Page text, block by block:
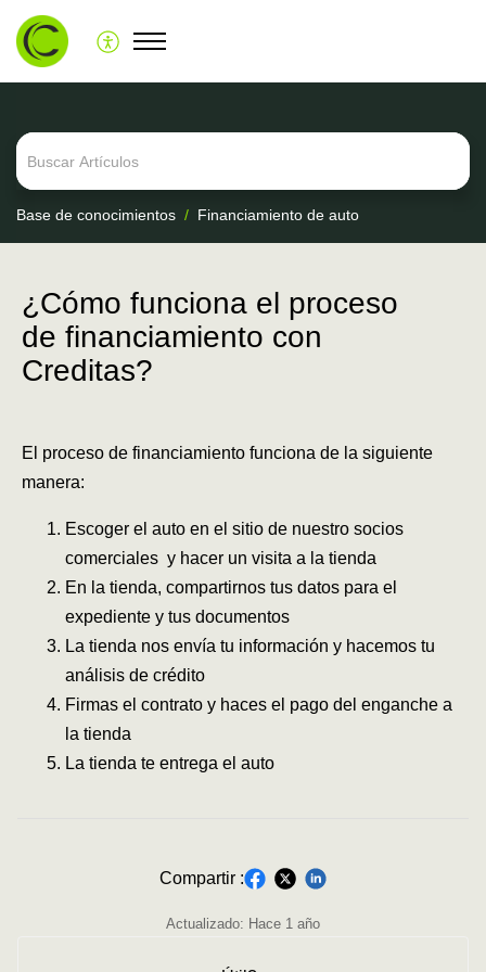
Base de conocimientos Financiamiento de auto
¿Cómo funciona el proceso
de financiamiento con
Creditas?
El proceso de financiamiento funciona de la siguiente
manera:
Escoger el auto en el sitio de nuestro socios
comerciales y hacer un visita a la tienda
En la tienda, compartirnos tus datos para el
expediente y tus documentos
La tienda nos envía tu información y hacemos tu
análisis de crédito
Firmas el contrato y haces el pago del enganche a
la tienda
La tienda te entrega el auto
Actualizado: Hace 1 año
Compartir :